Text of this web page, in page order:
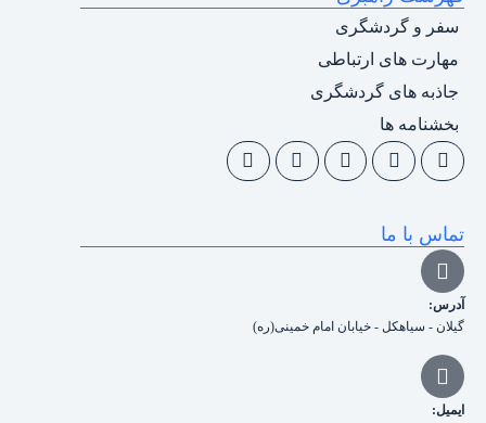
سفر و گردشگری
مهارت های ارتباطی
جاذبه های گردشگری
بخشنامه ها
تماس با ما
آدرس:
گیلان - سیاهکل - خیابان امام خمینی(ره)
ایمیل: